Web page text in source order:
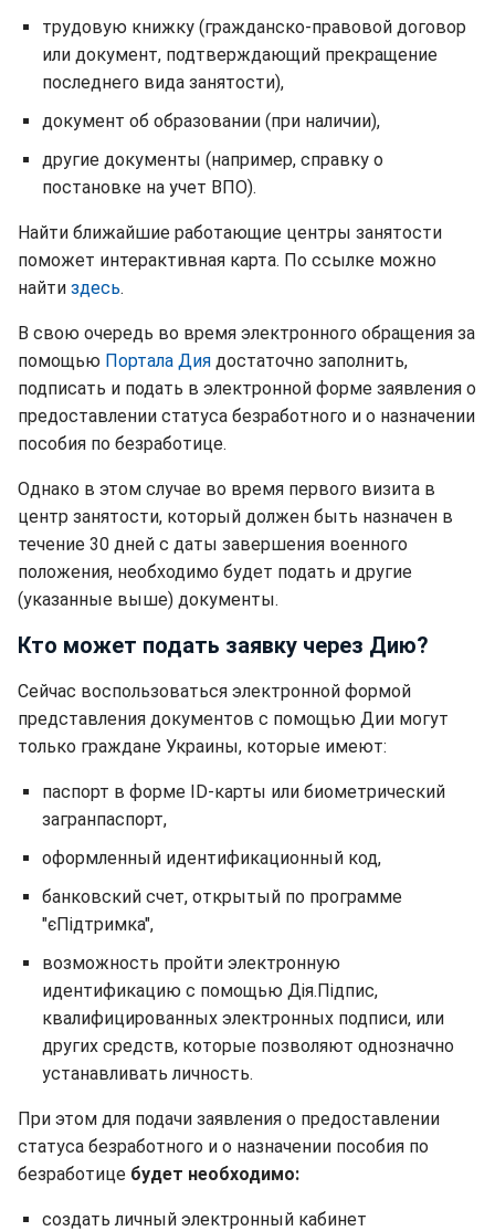
трудовую книжку (гражданско-правовой договор
или документ, подтверждающий прекращение
последнего вида занятости),
документ об образовании (при наличии),
другие документы (например, справку о
постановке на учет ВПО).
Найти ближайшие работающие центры занятости
поможет интерактивная карта. По ссылке можно
найти здесь.
В свою очередь во время электронного обращения за
помощью Портала Дия достаточно заполнить,
подписать и подать в электронной форме заявления о
предоставлении статуса безработного и о назначении
пособия по безработице.
Однако в этом случае во время первого визита в
центр занятости, который должен быть назначен в
течение 30 дней с даты завершения военного
положения, необходимо будет подать и другие
(указанные выше) документы.
Кто может подать заявку через Дию?
Сейчас воспользоваться электронной формой
представления документов с помощью Дии могут
только граждане Украины, которые имеют:
паспорт в форме ID-карты или биометрический
загранпаспорт,
оформленный идентификационный код,
банковский счет, открытый по программе
"єПідтримка",
возможность пройти электронную
идентификацию с помощью Дія.Підпис,
квалифицированных электронных подписи, или
других средств, которые позволяют однозначно
устанавливать личность.
При этом для подачи заявления о предоставлении
статуса безработного и о назначении пособия по
безработице будет необходимо:
создать личный электронный кабинет